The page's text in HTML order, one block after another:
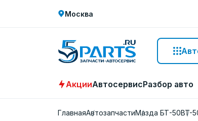
Москва
АкцииАвтосервисРазбор авто
ГлавнаяАвтозапчастиМазда БТ-50BT-